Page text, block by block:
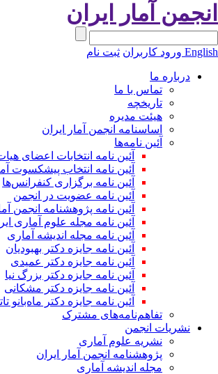
آمار ایران
ورود کاربران ثبت نام
درباره ما
تماس با ما
تاریخچه
هیئت مدیره
اساسنامه انجمن آمار ایران
آئین نامه‌ها
آئین نامه انتخابات اعضای هیات
آئین نامه انتخاب پیشکسوت
آئین نامه برگزاری کنفرانس‌ها
آئین نامه عضویت در انجمن
آئین نامه پژوهشنامه انجمن
آئین نامه مجله علوم آماری
آئین نامه مجله اندیشه آماری
آئین‌ نامه جایزه دکتر بهبودیان
آئین نامه جایزه دکتر عمیدی
آئین نامه جایزه دکتر بزرگ نیا
آئین نامه جایزه دکتر مشکانی
آئین نامه جایزه دکتر ماه‌بانو تاتا
تفاهم‌نامه‌های مشترک
نشریات انجمن
نشریه علوم آماری
پژوهشنامه انجمن آمار ایران
مجله اندیشه آماری